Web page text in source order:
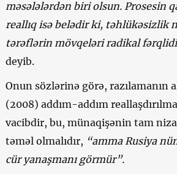
məsələlərdən biri olsun. Prosesin
reallıq isə belədir ki, təhlükəsizlik
tərəflərin mövqeləri radikal
deyib.
Onun sözlərinə görə, razılamanın
(2008) addım-addım
vacibdir, bu, münaqişənin tam
təməl olmalıdır, “amma Rusiya
cür yanaşmanı görmür”.